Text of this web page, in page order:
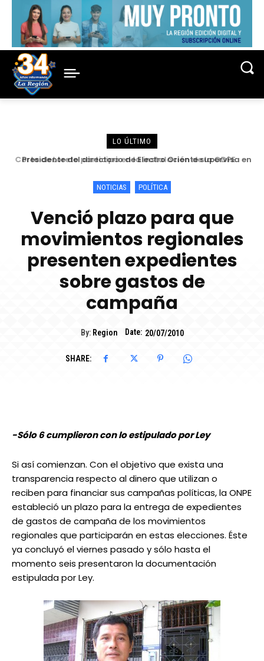
LO ÚLTIMO
Presidente del directorio de Electro Oriente supervisa en
servicio eléctrico
NOTICIAS POLÍTICA
Venció plazo para que
movimientos regionales
presenten expedientes
sobre gastos de
campaña
By: Region Date: 20/07/2010
SHARE:
-Sólo 6 cumplieron con lo estipulado por Ley
Si así comienzan. Con el objetivo que exista una
transparencia respecto al dinero que utilizan o
reciben para financiar sus campañas políticas, la ONPE
estableció un plazo para la entrega de expedientes
de gastos de campaña de los movimientos
regionales que participarán en estas elecciones. Éste
ya concluyó el viernes pasado y sólo hasta el
momento seis presentaron la documentación
estipulada por Ley.